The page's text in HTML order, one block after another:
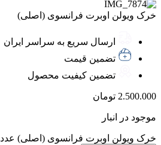
خرک ویولن اوبرت فرانسوی (اصلی)
ارسال سریع به سراسر ایران
تضمین قیمت
تضمین کیفیت محصول
2.500.000 تومان
موجود در انبار
خرک ویولن اوبرت فرانسوی (اصلی) عدد